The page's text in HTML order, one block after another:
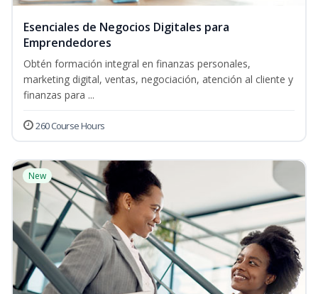
Esenciales de Negocios Digitales para
Emprendedores
Obtén formación integral en finanzas personales,
marketing digital, ventas, negociación, atención al cliente y
finanzas para ...
260 Course Hours
New